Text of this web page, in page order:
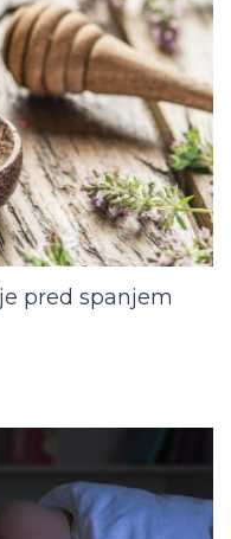
pred spanjem